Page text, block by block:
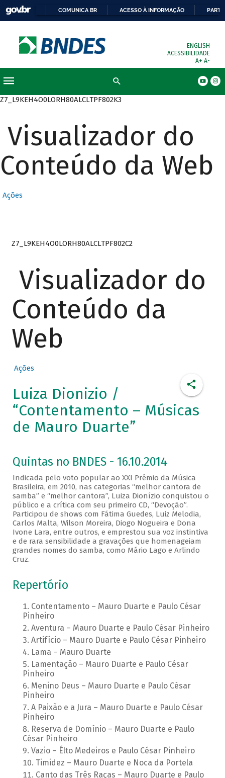
COMUNICA BR ACESSO À INFORMAÇÃO
ENGLISH
ACESSIBILIDADE
A+ A-
Z7_L9KEH4O0LORH80ALCLTPF802K3
Visualizador do
Conteúdo da Web
Ações
Z7_L9KEH4O0LORH80ALCLTPF802C2
Visualizador do
Conteúdo da
Web
Ações
Luiza Dionizio /
“Contentamento – Músicas
de Mauro Duarte”
Quintas no BNDES - 16.10.2014
Indicada pelo voto popular ao XXI Prêmio da Música
Brasileira, em 2010, nas categorias “melhor cantora de
samba” e “melhor cantora”, Luiza Dionízio conquistou o
público e a crítica com seu primeiro CD, “Devoção”.
Participou de shows com Fátima Guedes, Luiz Melodia,
Carlos Malta, Wilson Moreira, Diogo Nogueira e Dona
Ivone Lara, entre outros, e emprestou sua voz instintiva
e de rara sensibilidade a gravações que homenageiam
grandes nomes do samba, como Mário Lago e Arlindo
Cruz.
Repertório
Contentamento – Mauro Duarte e Paulo César
Pinheiro
Aventura – Mauro Duarte e Paulo César Pinheiro
Artifício – Mauro Duarte e Paulo César Pinheiro
Lama – Mauro Duarte
Lamentação – Mauro Duarte e Paulo César
Pinheiro
Menino Deus – Mauro Duarte e Paulo César
Pinheiro
A Paixão e a Jura – Mauro Duarte e Paulo César
Pinheiro
Reserva de Domínio – Mauro Duarte e Paulo
César Pinheiro
Vazio – Élto Medeiros e Paulo César Pinheiro
Timidez – Mauro Duarte e Noca da Portela
Canto das Três Raças – Mauro Duarte e Paulo